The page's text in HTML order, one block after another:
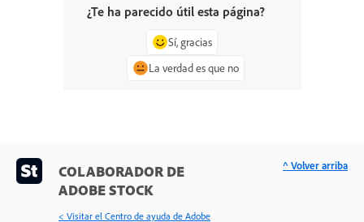
¿Te ha parecido útil esta página?
Sí, gracias
La verdad es que no
COLABORADOR DE
ADOBE STOCK
< Visitar el Centro de ayuda de Adobe
^ Volver arriba